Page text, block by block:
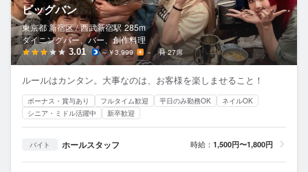
応募履歴
WEB履歴書
スカウト・メルマガ受信設定
ヘルプ・お問い合わせフォーム
掲載をご検討の店舗様へ
ビッグバン
東京都 新宿区 / 西武新宿駅 285m
ダイニングバー、バー、創作料理
3.01 ～￥3,999 － 27席
ルールはカンタン。大事なのは、お客様を楽しませること！
ボーナス・賞与あり フルタイム歓迎 平日のみ勤務OK
ネイルOK
シニア・ミドル活躍中
新卒歓迎
バイト ホールスタッフ 時給： 1,500円〜1,800円